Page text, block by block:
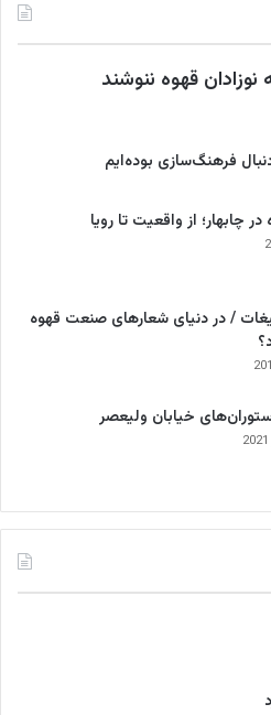
قهوه ننوشند
فرهنگ‌سازی بوده‌ایم
چابهار؛ از واقعیت تا رویا
/ در دنیای شعارهای صنعت قهوه
خیابان ولیعصر